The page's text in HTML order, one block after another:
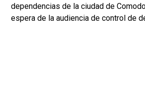
dependencias de la ciudad de
espera de la audiencia de control de